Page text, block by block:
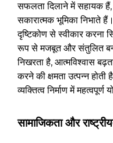
सफलता दिलाने में सहायक हैं,
सकारात्मक भूमिका निभाते
दृष्टिकोण से स्वीकार करना
रूप से मजबूत और संतुलित
निखरता है, आत्मविश्वास
करने की क्षमता उत्पन्न
व्यक्तित्व निर्माण में महत्वपूर्ण
सामाजिकता और